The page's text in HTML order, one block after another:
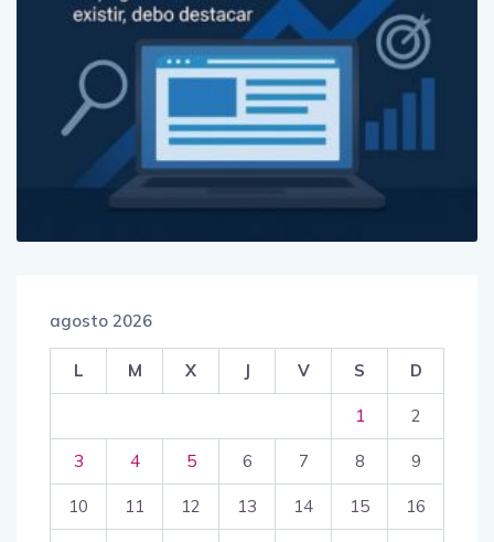
agosto 2026
L M X J V S D
1 2
3 4 5 6 7 8 9
10 11 12 13 14 15 16